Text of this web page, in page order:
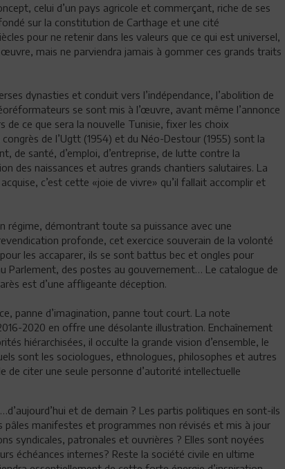
celui d’un pays agricole et commerçant, riche de ses
sur la constitution de Carthage et une cité
pour ne retenir dans les valeurs que ce qui est universel,
mais ne parviendra jamais à gommer ces grands traits
dynasties et conduit vers l’indépendance, l’abolition de
se sont mis à l’œuvre, avant même l’annonce
de ce que sera la nouvelle Tunisie, fixer les choix
de l’Ugtt (1954) et du Néo-Destour (1955) sont la
de santé, d’emploi, d’entreprise, de lutte contre la
des naissances et autres grands chantiers salutaires. La
c’est cette «joie de vivre» qu’il fallait accomplir et
régime, démontrant toute sa puissance avec une
profonde, cet exercice souverain de la volonté
les accaparer, ils se sont battus bec et ongles pour
Parlement, des postes au gouvernement… Le catalogue de
est d’une affligeante déception.
panne d’imagination, panne tout court. La note
2020 en offre une désolante illustration. Enchaînement
hiérarchisées, il occulte la grande vision d’ensemble, le
sont les sociologues, ethnologues, philosophes et autres
citer une seule personne d’autorité intellectuelle
et de demain ? Les partis politiques en sont-ils
manifestes et programmes non révisés et mis à jour
syndicales, patronales et ouvrières ? Elles sont noyées
échéances internes? Reste la société civile en ultime